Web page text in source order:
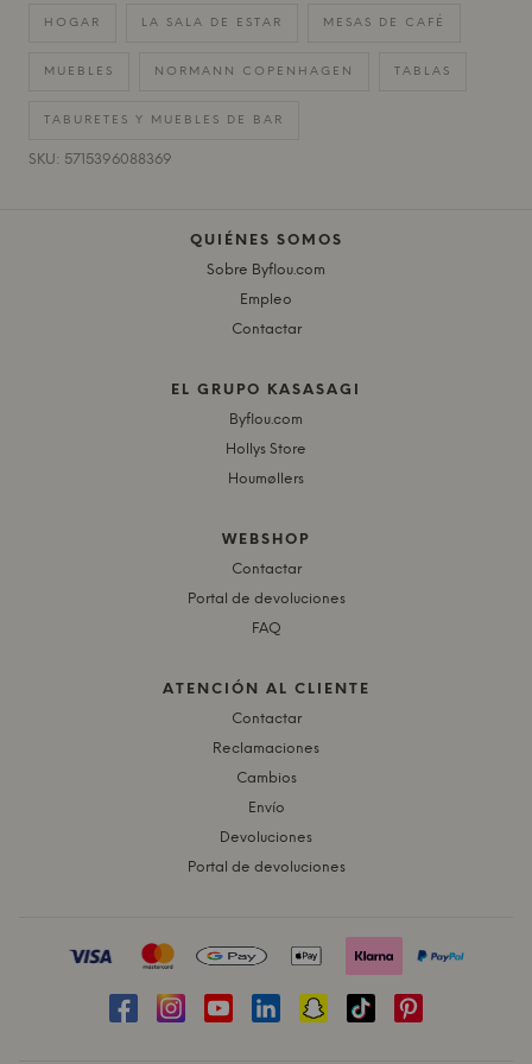
HOGAR LA SALA DE ESTAR MESAS DE CAFÉ
MUEBLES NORMANN COPENHAGEN TABLAS
TABURETES Y MUEBLES DE BAR
SKU: 5715396088369
QUIÉNES SOMOS
Sobre Byflou.com
Empleo
Contactar
EL GRUPO KASASAGI
Byflou.com
Hollys Store
Houmøllers
WEBSHOP
Contactar
Portal de devoluciones
FAQ
ATENCIÓN AL CLIENTE
Contactar
Reclamaciones
Cambios
Envío
Devoluciones
Portal de devoluciones